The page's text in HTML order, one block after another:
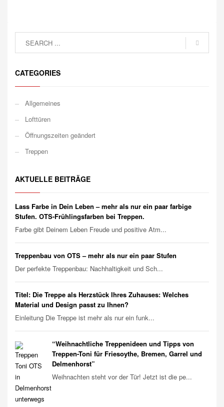
CATEGORIES
Allgemeines
Lofttüren
Öffnungszeiten geändert
Treppen
AKTUELLE BEITRÄGE
Lass Farbe in Dein Leben – mehr als nur ein paar farbige
Stufen. OTS-Frühlingsfarben bei Treppen.
Farbe gibt Deinem Leben Freude und positive Atm...
Treppenbau von OTS – mehr als nur ein paar Stufen
Der perfekte Treppenbau: Nachhaltigkeit und Sch...
Titel: Die Treppe als Herzstück Ihres Zuhauses: Welches
Material und Design passt zu Ihnen?
Einleitung Die Treppe ist mehr als nur ein funk...
“Weihnachtliche Treppenideen und Tipps von
Treppen-Toni für Friesoythe, Bremen, Garrel und
Delmenhorst”
Weihnachten steht vor der Tür! Jetzt ist die pe...